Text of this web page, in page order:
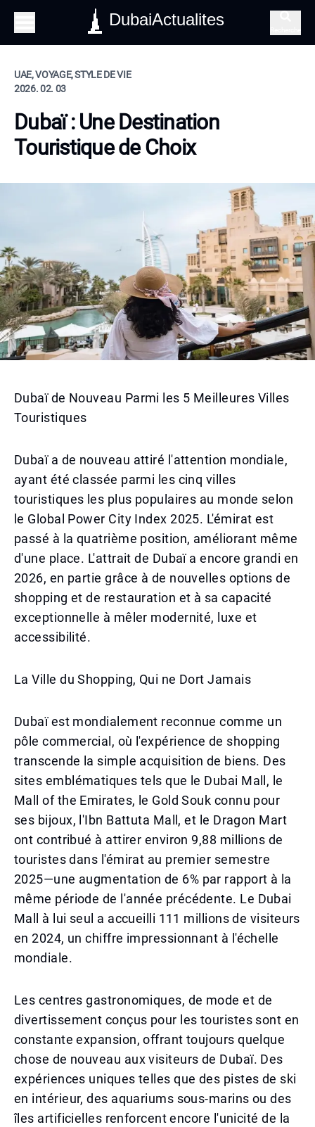
DubaiActualites
UAE, VOYAGE, STYLE DE VIE
2026. 02. 03
Dubaï : Une Destination
Touristique de Choix
Dubaï de Nouveau Parmi les 5 Meilleures Villes
Touristiques
Dubaï a de nouveau attiré l'attention mondiale,
ayant été classée parmi les cinq villes
touristiques les plus populaires au monde selon
le Global Power City Index 2025. L'émirat est
passé à la quatrième position, améliorant même
d'une place. L'attrait de Dubaï a encore grandi en
2026, en partie grâce à de nouvelles options de
shopping et de restauration et à sa capacité
exceptionnelle à mêler modernité, luxe et
accessibilité.
La Ville du Shopping, Qui ne Dort Jamais
Dubaï est mondialement reconnue comme un
pôle commercial, où l'expérience de shopping
transcende la simple acquisition de biens. Des
sites emblématiques tels que le Dubai Mall, le
Mall of the Emirates, le Gold Souk connu pour
ses bijoux, l'Ibn Battuta Mall, et le Dragon Mart
ont contribué à attirer environ 9,88 millions de
touristes dans l'émirat au premier semestre
2025—une augmentation de 6% par rapport à la
même période de l'année précédente. Le Dubai
Mall à lui seul a accueilli 111 millions de visiteurs
en 2024, un chiffre impressionnant à l'échelle
mondiale.
Les centres gastronomiques, de mode et de
divertissement conçus pour les touristes sont en
constante expansion, offrant toujours quelque
chose de nouveau aux visiteurs de Dubaï. Des
expériences uniques telles que des pistes de ski
en intérieur, des aquariums sous-marins ou des
îles artificielles renforcent encore l'unicité de la